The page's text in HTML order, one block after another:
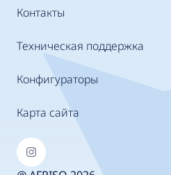
Контакты
Техническая поддержка
Конфигураторы
Карта сайта